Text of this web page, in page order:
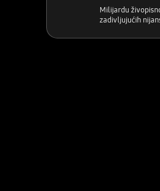
Milijardu
zadivljujućih